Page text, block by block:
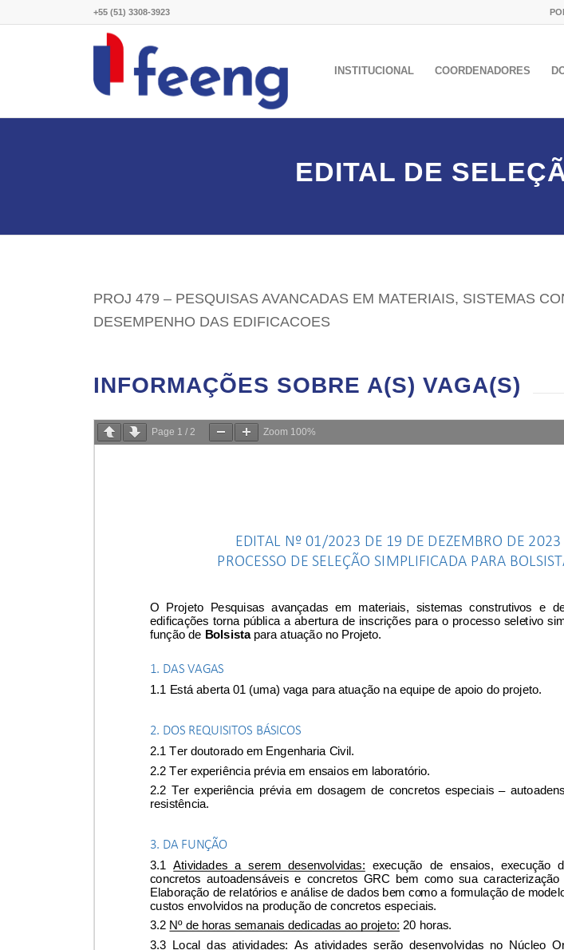
+55 (51) 3308-3923
INSTITUCIONAL COORDENADORES
EDITAL DE
PROJ 479 – PESQUISAS AVANCADAS EM MATERIAIS, SISTEMAS
DESEMPENHO DAS EDIFICACOES
INFORMAÇÕES SOBRE A(S) VAGA(S)
Page 1 /2 Zoom 100%